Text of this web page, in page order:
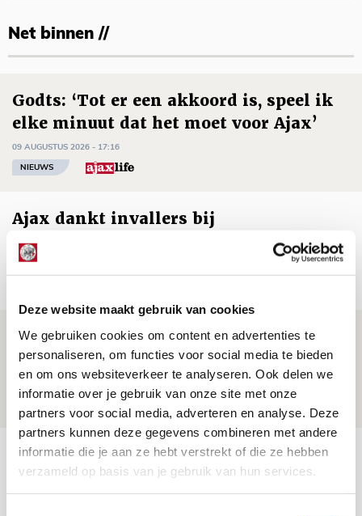
Deze website maakt gebruik van cookies
We gebruiken cookies om content en advertenties te
personaliseren, om functies voor social media te bieden
en om ons websiteverkeer te analyseren. Ook delen we
informatie over je gebruik van onze site met onze
partners voor social media, adverteren en analyse. Deze
partners kunnen deze gegevens combineren met andere
informatie die je aan ze hebt verstrekt of die ze hebben
verzameld op basis van je gebruik van hun services.
Net binnen //
Godts: ‘Tot er een akkoord is, speel ik
elke minuut dat het moet voor Ajax’
09 AUGUSTUS 2026 - 17:16
NIEUWS
Ajax dankt invallers bij
zwaarbevochten zege op tiental PEC
Drie dingen die je moet weten over PEC
Zwolle - Ajax
Bekijk meer
AGENDA